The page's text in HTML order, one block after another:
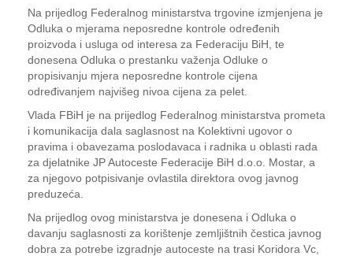
Na prijedlog Federalnog ministarstva trgovine izmjenjena je
Odluka o mjerama neposredne kontrole određenih
proizvoda i usluga od interesa za Federaciju BiH, te
donesena Odluka o prestanku važenja Odluke o
propisivanju mjera neposredne kontrole cijena
određivanjem najvišeg nivoa cijena za pelet.
Vlada FBiH je na prijedlog Federalnog ministarstva prometa
i komunikacija dala saglasnost na Kolektivni ugovor o
pravima i obavezama poslodavaca i radnika u oblasti rada
za djelatnike JP Autoceste Federacije BiH d.o.o. Mostar, a
za njegovo potpisivanje ovlastila direktora ovog javnog
preduzeća.
Na prijedlog ovog ministarstva je donesena i Odluka o
davanju saglasnosti za korištenje zemljištnih čestica javnog
dobra za potrebe izgradnje autoceste na trasi Koridora Vc,